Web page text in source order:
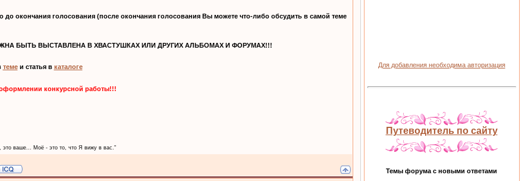
до окончания голосования (после окончания голосования Вы можете что-либо обсудить в самой теме
БЫТЬ ВЫСТАВЛЕНА В ХВАСТУШКАХ ИЛИ ДРУГИХ АЛЬБОМАХ И ФОРУМАХ!!!
темеи статья в каталоге
конкурсной работы!!!
это ваше... Моё - это то, что Я вижу в вас."
Для добавления необходима авторизация
Путеводитель по сайту
Темы форума с новыми ответами